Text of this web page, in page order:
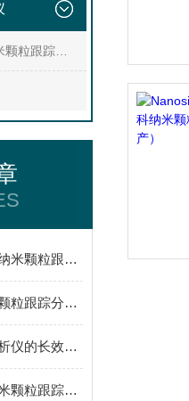
揭秘纳米世界：探索纳米颗粒跟踪分析仪的神奇应用
探索微观奥秘：纳米颗粒跟踪分析仪的构成全览
揭秘纳米颗粒跟踪分析仪的长效秘诀：保养全攻略！
实验室新宠驾到！纳米颗粒跟踪分析仪安装避坑指南来了